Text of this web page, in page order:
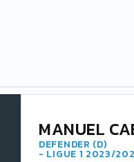
MANUEL
DEFENDER (D)
- LIGUE 1 2023/